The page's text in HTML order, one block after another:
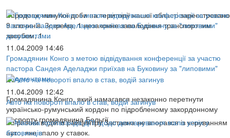
Впродовж минулої доби на території нашої області зареєстровано
9 злочинів. Зокрема, 1 незаконне заволодіння транспортним
засобом, 1 ...
11.04.2009 14:46
Громадянин Конго з метою відвідування конференції за участю
пастора Сандея Аделаджи приїхав на Буковину за "липовими"
документами
Громадянина Конго, який намагався незаконно перетнути
українсько-румунський кордон по підробленому закордонному
паспорту громадянина Бельгії ...
11.04.2009 12:42
Авто на повороті впало в став, водій загинув
45-річний водій із райцентру Заставна не впорався із керуванням
авто, яке впало у ставок.